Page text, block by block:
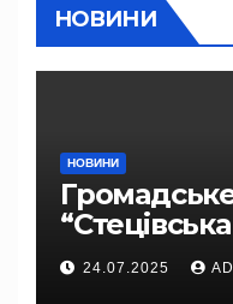
НОВИНИ
НОВИНИ
24.07.2025